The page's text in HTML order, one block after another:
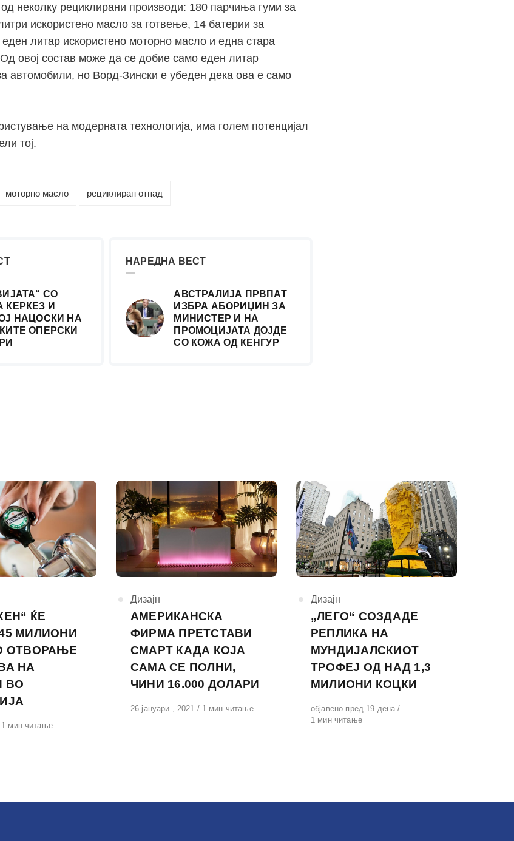
неколку рециклирани производи: 180 парчиња гуми за
искористено масло за готвење, 14 батерии за
литар искористено моторно масло и една стара
овој состав може да се добие само еден литар
автомобили, но Ворд-Зински е убеден дека ова е само
на модерната технологија, има голем потенцијал
тој.
моторно масло рециклиран отпад
СО
И
НАЦОСКИ НА
ОПЕРСКИ
НАРЕДНА ВЕСТ
АВСТРАЛИЈА ПРВПАТ
ИЗБРА АБОРИЏИН ЗА
МИНИСТЕР И НА
ПРОМОЦИЈАТА ДОЈДЕ
СО КОЖА ОД КЕНГУР
ЌЕ
МИЛИОНИ
ОТВОРАЊЕ
НА
ВО
1 мин читање
КАтегорија
Дизајн
АМЕРИКАНСКА
ФИРМА ПРЕТСТАВИ
СМАРТ КАДА КОЈА
САМА СЕ ПОЛНИ,
ЧИНИ 16.000 ДОЛАРИ
Објавено
26 јануари , 2021 1 мин читање
КАтегорија
Дизајн
„ЛЕГО“ СОЗДАДЕ
РЕПЛИКА НА
МУНДИЈАЛСКИОТ
ТРОФЕЈ ОД НАД 1,3
МИЛИОНИ КОЦКИ
Објавено
на
објавено пред 19 дена
1 мин читање